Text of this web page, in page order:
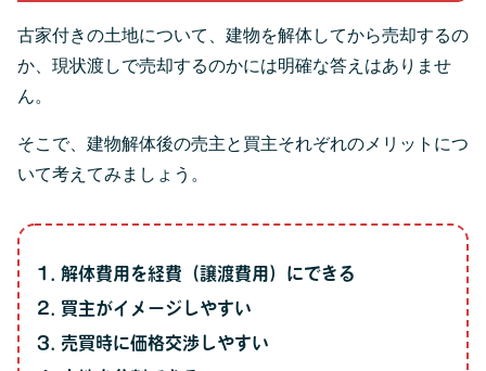
古家付きの土地について、建物を解体してから売却するの
か、現状渡しで売却するのかには明確な答えはありませ
ん。
そこで、建物解体後の売主と買主それぞれのメリットにつ
いて考えてみましょう。
解体費用を経費（譲渡費用）にできる
買主がイメージしやすい
売買時に価格交渉しやすい